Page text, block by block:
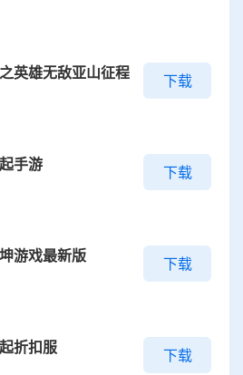
英雄无敌亚山征程 下载
手游 下载
游戏最新版 下载
折扣服 下载